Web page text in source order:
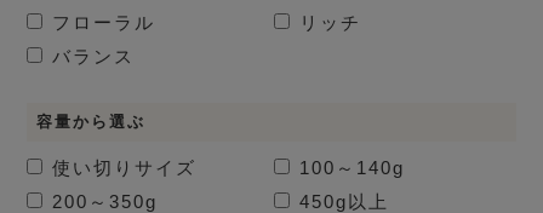
フローラル
リッチ
バランス
容量から選ぶ
使い切りサイズ
100～140g
200～350g
450g以上